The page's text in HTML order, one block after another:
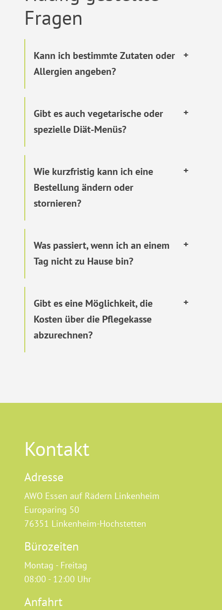
Fragen
Kann ich bestimmte Zutaten oder
Allergien angeben?
Gibt es auch vegetarische oder
spezielle Diät-Menüs?
Wie kurzfristig kann ich eine
Bestellung ändern oder
stornieren?
Was passiert, wenn ich an einem
Tag nicht zu Hause bin?
Gibt es eine Möglichkeit, die
Kosten über die Pflegekasse
abzurechnen?
Kontakt
Adresse
AWO Essen auf Rädern Linkenheim
Europaring 50
76351 Linkenheim-Hochstetten
Bürozeiten
Montag - Freitag
08:00 - 12:00 Uhr
Anfahrt